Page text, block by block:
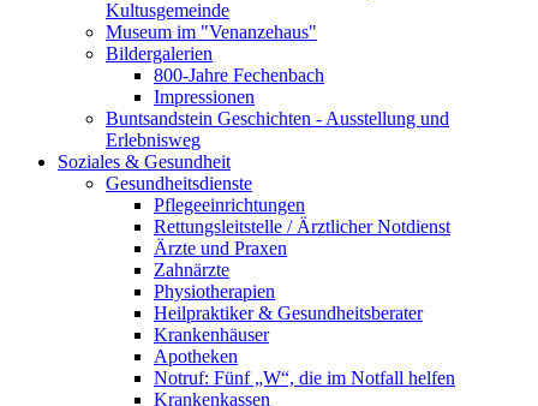
Kultusgemeinde
Museum im "Venanzehaus"
Bildergalerien
800-Jahre Fechenbach
Impressionen
Buntsandstein Geschichten - Ausstellung und
Erlebnisweg
Soziales & Gesundheit
Gesundheitsdienste
Pflegeeinrichtungen
Rettungsleitstelle / Ärztlicher Notdienst
Ärzte und Praxen
Zahnärzte
Physiotherapien
Heilpraktiker & Gesundheitsberater
Krankenhäuser
Apotheken
Notruf: Fünf „W“, die im Notfall helfen
Krankenkassen